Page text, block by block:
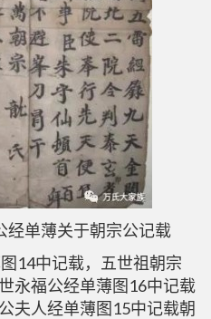
经单薄关于朝宗公记载
14中记载，五世祖朝宗
永福公经单薄图16中记载
夫人经单薄图15中记载朝